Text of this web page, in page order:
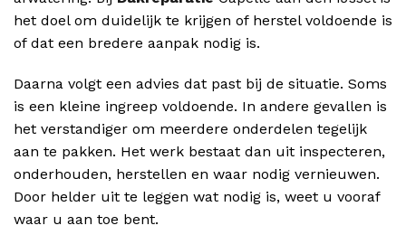
het doel om duidelijk te krijgen of herstel voldoende is
of dat een bredere aanpak nodig is.
Daarna volgt een advies dat past bij de situatie. Soms
is een kleine ingreep voldoende. In andere gevallen is
het verstandiger om meerdere onderdelen tegelijk
aan te pakken. Het werk bestaat dan uit inspecteren,
onderhouden, herstellen en waar nodig vernieuwen.
Door helder uit te leggen wat nodig is, weet u vooraf
waar u aan toe bent.